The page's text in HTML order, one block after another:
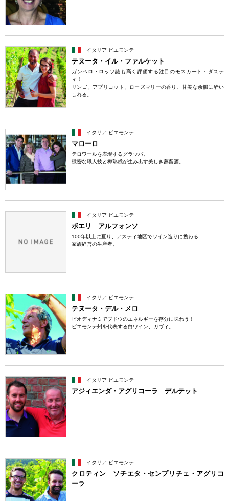
イタリア ピエモンテ
テヌータ・イル・ファルケット
ガンベロ・ロッソ誌も高く評価する注目のモスカート・ダステ
ィ！
リンゴ、アプリコット、ローズマリーの香り、甘美な余韻に酔い
しれる。
イタリア ピエモンテ
マローロ
テロワールを表現するグラッパ。
緻密な職人技と樽熟成が生み出す美しき蒸留酒。
イタリア ピエモンテ
ボエリ アルフォンソ
100年以上に亘り、アスティ地区でワイン造りに携わる
家族経営の生産者。
イタリア ピエモンテ
テヌータ・デル・メロ
ビオディナミでブドウのエネルギーを存分に味わう！
ピエモンテ州を代表する白ワイン、ガヴィ。
イタリア ピエモンテ
アジィエンダ・アグリコーラ デルテット
イタリア ピエモンテ
クロティン ソチエタ・センプリチェ・アグリコ
ーラ